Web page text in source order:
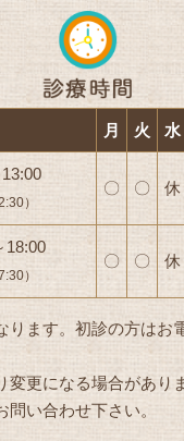
月 火 水
）
〇 〇 休
18:00
）
〇 〇 休
ります。初診の方はお
更になる場合があり
い合わせ下さい。